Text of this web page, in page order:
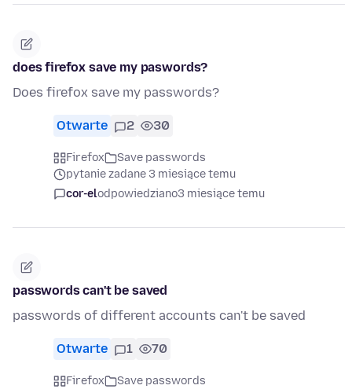
does firefox save my paswords?
Does firefox save my passwords?
Otwarte 2 30
Firefox
Save passwords
pytanie zadane 3 miesiące temu
cor-elodpowiedziano3 miesiące temu
passwords can't be saved
passwords of different accounts can't be saved
Otwarte 1 70
Firefox
Save passwords